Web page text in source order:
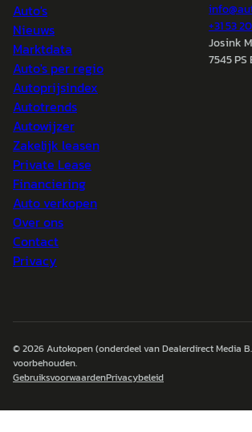
Auto's
Nieuws
Marktdata
Auto's per regio
Autoprijsindex
Autotrends
Autowijzer
Zakelijk leasen
Private Lease
Financiering
Auto verkopen
Over ons
Contact
Privacy
info@
+31 53
Josink
7545
© 2026Autokopen(onderdeel van Dealerdirect Media
voorbehouden.
GebruiksvoorwaardenPrivacybeleid